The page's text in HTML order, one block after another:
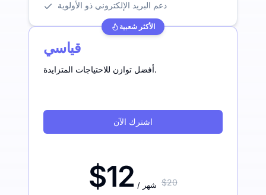
دعم البريد الإلكتروني ذو الأولوية
الأكثر شعبية
قياسي
أفضل توازن للاحتياجات المتزايدة.
اشترك الآن
$12 / شهر $20